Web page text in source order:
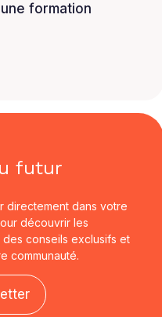
formation
futur
directement dans votre
découvrir les
conseils exclusifs et
communauté.